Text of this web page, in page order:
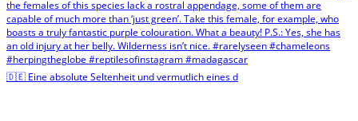
🇩🇪 Eine absolute Seltenheit und vermutlich eines d